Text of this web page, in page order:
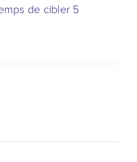
de cibler 5
temps
de ta feuille